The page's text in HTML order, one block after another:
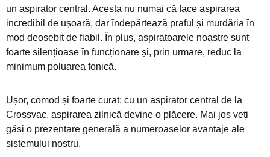
un aspirator central. Acesta nu numai că face aspirarea
incredibil de ușoară, dar îndepărtează praful și murdăria în
mod deosebit de fiabil. În plus, aspiratoarele noastre sunt
foarte silențioase în funcționare și, prin urmare, reduc la
minimum poluarea fonică.
Ușor, comod și foarte curat: cu un aspirator central de la
Crossvac, aspirarea zilnică devine o plăcere. Mai jos veți
găsi o prezentare generală a numeroaselor avantaje ale
sistemului nostru.